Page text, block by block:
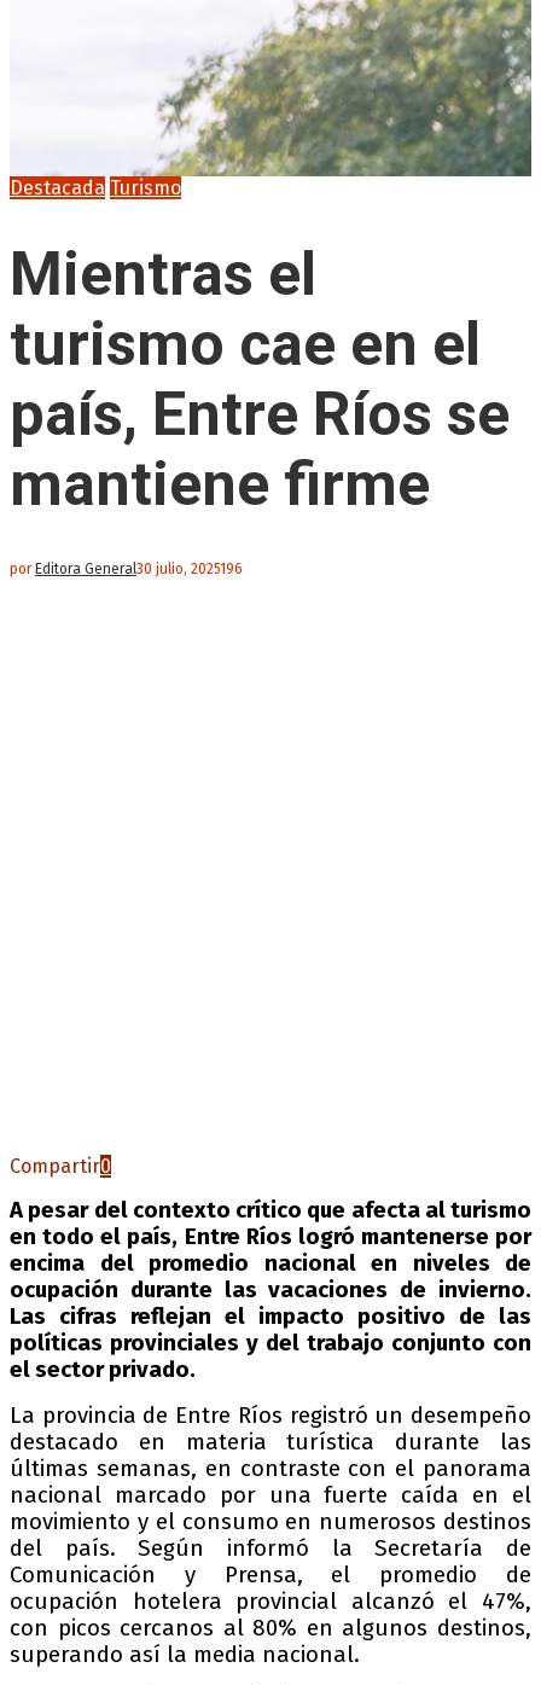
Destacada Turismo
Mientras el
turismo cae en el
país, Entre Ríos se
mantiene firme
porEditora General30 julio, 2025196
Compartir0
A pesar del contexto crítico que afecta al turismo
en todo el país, Entre Ríos logró mantenerse por
encima del promedio nacional en niveles de
ocupación durante las vacaciones de invierno.
Las cifras reflejan el impacto positivo de las
políticas provinciales y del trabajo conjunto con
el sector privado.
La provincia de Entre Ríos registró un desempeño
destacado en materia turística durante las
últimas semanas, en contraste con el panorama
nacional marcado por una fuerte caída en el
movimiento y el consumo en numerosos destinos
del país. Según informó la Secretaría de
Comunicación y Prensa, el promedio de
ocupación hotelera provincial alcanzó el 47%,
con picos cercanos al 80% en algunos destinos,
superando así la media nacional.